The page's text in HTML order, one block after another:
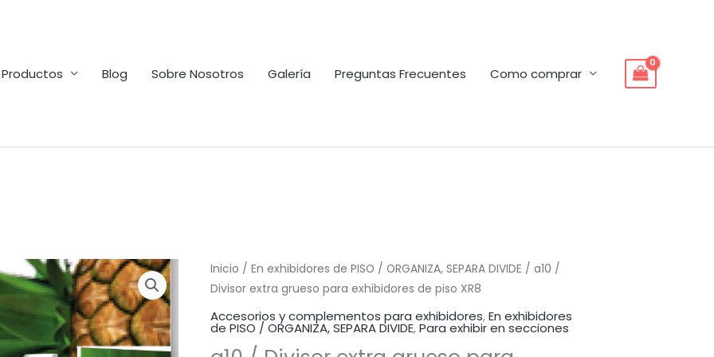
Productos
Blog Sobre Nosotros Galería Preguntas Frecuentes Como comprar
Inicio / En exhibidores de PISO / ORGANIZA, SEPARA DIVIDE / a10 /
Divisor extra grueso para exhibidores de piso XR8
Accesorios y complementos para exhibidores,En exhibidores
de PISO / ORGANIZA, SEPARA DIVIDE,Para exhibir en secciones